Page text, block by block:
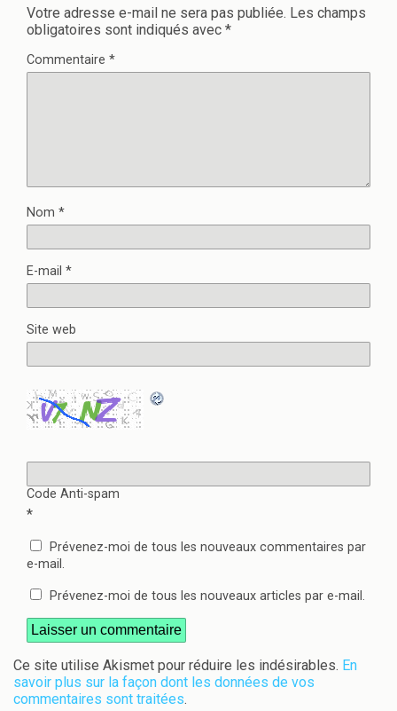
e
l
l
f
e
n
v
e
l
e
f
e
Votre adresse e-mail ne sera pas publiée. Les champs
obligatoires sont indiqués avec *
Commentaire *
Nom *
E-mail *
Site web
Code Anti-spam
*
Prévenez-moi de tous les nouveaux commentaires par
e-mail.
Prévenez-moi de tous les nouveaux articles par e-mail.
Ce site utilise Akismet pour réduire les indésirables. En
savoir plus sur la façon dont les données de vos
commentaires sont traitées.